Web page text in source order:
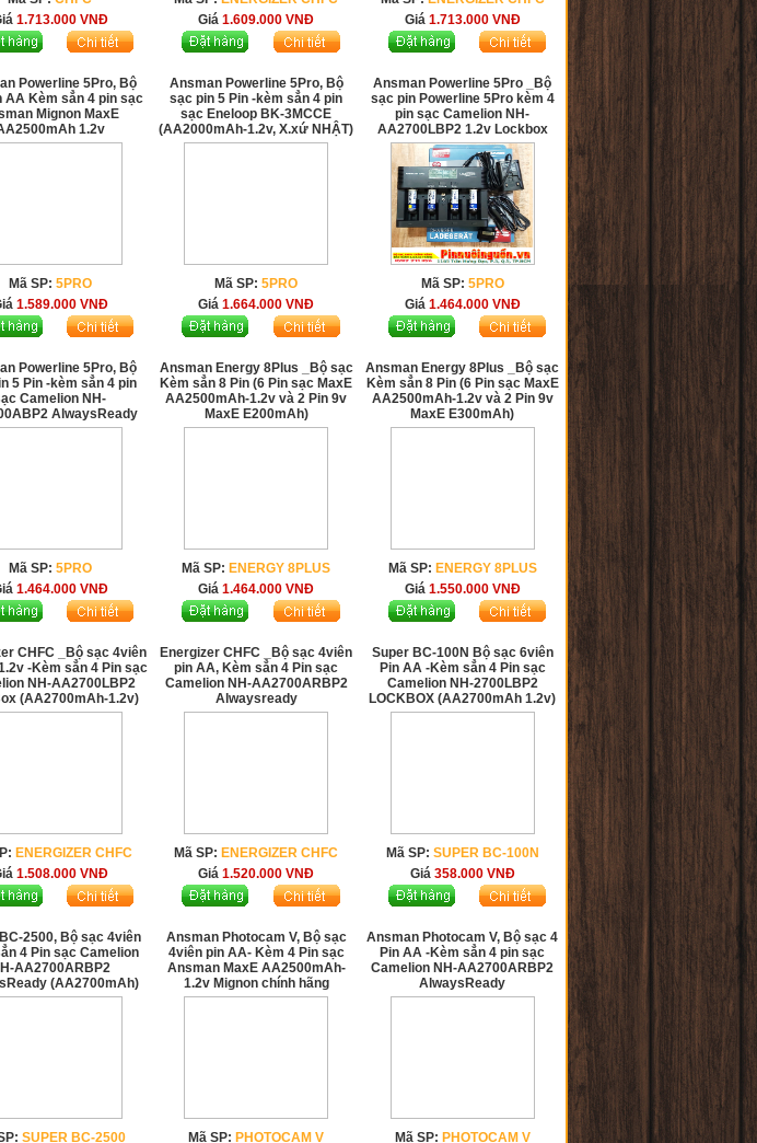
1.713.000 VNĐ
Giá1.609.000VNĐ
Giá 1.713.000 VNĐ
Powerline 5Pro, Bộ
AA Kèm sẳn 4 pin sạc
Mignon MaxE
1.2v
Mã SP: 5PRO
1.589.000 VNĐ
Ansman Powerline 5Pro, Bộ
sạc pin 5 Pin -kèm sẳn 4 pin
sạc Eneloop BK-3MCCE
(AA2000mAh-1.2v, X.xứ NHẬT)
Mã SP:5PRO
Giá1.664.000VNĐ
Ansman Powerline 5Pro _Bộ
sạc pin Powerline 5Pro kèm 4
pin sạc Camelion NH-
AA2700LBP2 1.2v Lockbox
Mã SP: 5PRO
Giá 1.464.000 VNĐ
Powerline 5Pro, Bộ
5 Pin -kèm sẳn 4 pin
Camelion NH-
AlwaysReady
Mã SP: 5PRO
1.464.000 VNĐ
Ansman Energy 8Plus _Bộ sạc
Kèm sẳn 8 Pin (6 Pin sạc MaxE
AA2500mAh-1.2v và 2 Pin 9v
MaxE E200mAh)
Mã SP: ENERGY 8PLUS
Giá1.464.000VNĐ
Ansman Energy 8Plus _Bộ sạc
Kèm sẳn 8 Pin (6 Pin sạc MaxE
AA2500mAh-1.2v và 2 Pin 9v
MaxE E300mAh)
Mã SP: ENERGY 8PLUS
Giá 1.550.000 VNĐ
CHFC _Bộ sạc 4viên
-Kèm sẳn 4 Pin sạc
NH-AA2700LBP2
(AA2700mAh-1.2v)
ENERGIZER CHFC
1.508.000 VNĐ
Energizer CHFC _Bộ sạc 4viên
pin AA, Kèm sẳn 4 Pin sạc
Camelion NH-AA2700ARBP2
Alwaysready
Mã SP: ENERGIZER CHFC
Giá1.520.000VNĐ
Super BC-100N Bộ sạc 6viên
Pin AA -Kèm sẳn 4 Pin sạc
Camelion NH-2700LBP2
LOCKBOX (AA2700mAh 1.2v)
Mã SP: SUPER BC-100N
Giá 358.000 VNĐ
2500, Bộ sạc 4viên
4 Pin sạc Camelion
AA2700ARBP2
(AA2700mAh)
SUPER BC-2500
Ansman Photocam V, Bộ sạc
4viên pin AA- Kèm 4 Pin sạc
Ansman MaxE AA2500mAh-
1.2v Mignon chính hãng
Mã SP: PHOTOCAM V
Ansman Photocam V, Bộ sạc 4
Pin AA -Kèm sẳn 4 pin sạc
Camelion NH-AA2700ARBP2
AlwaysReady
Mã SP: PHOTOCAM V